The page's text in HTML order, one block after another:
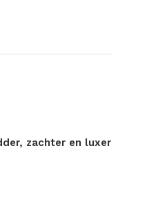
zachter en luxer